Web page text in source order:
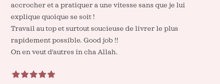
accrocher et a pratiquer a une vitesse sans que je lui
explique quoique se soit !
Travail au top et surtout soucieuse de livrer le plus
rapidement possible. Good job !!
On en veut d'autres in cha Allah.